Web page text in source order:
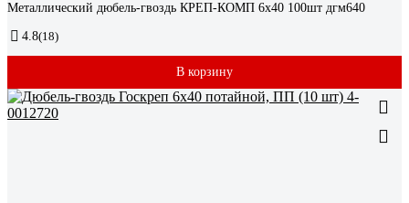
Металлический дюбель-гвоздь КРЕП-КОМП 6х40 100шт дгм640
4.8(18)
В корзину